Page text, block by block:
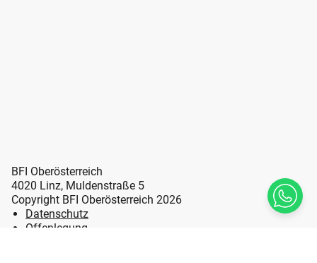
BFI Oberösterreich
4020 Linz, Muldenstraße 5
Copyright BFI Oberösterreich 2026
Datenschutz
Offenlegung